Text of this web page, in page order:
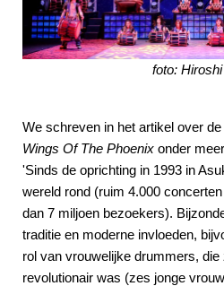
foto:
We schreven in het artikel over
Wings Of The Phoenix onder
'Sinds de oprichting in 1993 in
wereld rond (ruim 4.000
dan 7 miljoen bezoekers).
traditie en moderne invloeden,
rol van vrouwelijke drummers, die
revolutionair was (zes jonge